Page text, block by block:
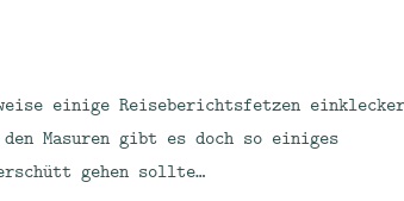
einige Reiseberichtsfetzen
den Masuren gibt es doch so einiges
gehen sollte…